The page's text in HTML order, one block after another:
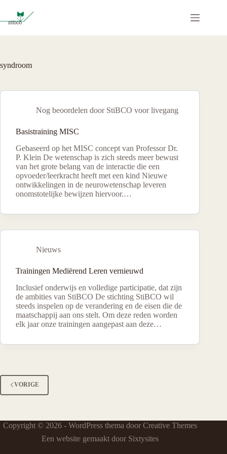
de
syndroom
Nog beoordelen door StiBCO voor livegang
Basistraining MISC
Gebaseerd op het MISC concept van Professor Dr.
P. Klein De wetenschap is zich steeds meer bewust
van het grote belang van de interactie die een
opvoeder/leerkracht heeft met een kind Nieuwe
ontwikkelingen in de neurowetenschap leveren
onomstotelijke bewijzen hiervoor.…
Nieuws
Trainingen Mediërend Leren vernieuwd
Inclusief onderwijs en volledige participatie, dat zijn
de ambities van StiBCO De stichting StiBCO wil
steeds inspelen op de verandering en de eisen die de
maatschappij aan ons stelt. Om deze reden worden
elk jaar onze trainingen aangepast aan deze…
VORIGE
Copyright © 2026 - WordPress thema door Creative Themes
Een website gemaakt door Sixtysites